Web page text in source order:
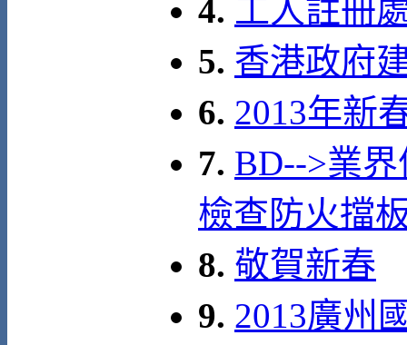
4. 工人註冊
5. 香港政府
6. 2013年新
7. BD-->業
檢查防火擋
8. 敬賀新春
9. 2013廣州